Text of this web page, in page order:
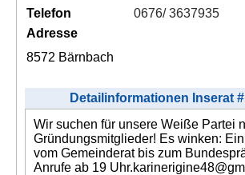
Telefon
0676/ 3637935
Adresse
8572 Bärnbach
Detailinformationen Inserat #
Wir suchen für unsere Weiße Partei
Gründungsmitglieder! Es winken:
vom Gemeinderat bis zum
Anrufe ab 19